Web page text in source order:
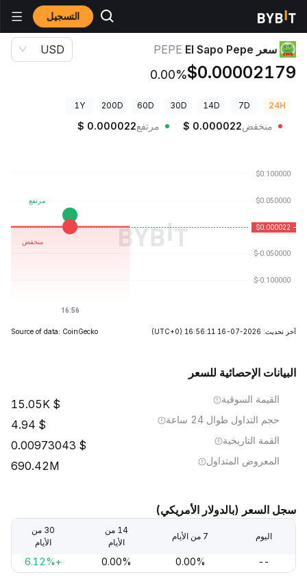
التسجيل أسعار العملات الرقمية
سعر El Sapo Pepe PEPE
$0.00002179
0.00%
USD
24H
7D
14D
30D
60D
200D
1Y
منخفض $ 0.000022 مرتفع $ 0.000022
آخر تحديث: 2026-07-16 16:56:11 (UTC+0)
Source of data: CoinGecko
البيانات الإحصائية للسعر
القيمة السوقية 15.05K
حجم التداول طوال 24 ساعة 4.94
القمة التاريخية 0.00973043
المعروض المتداول 690.42M
سجل السعر (بالدولار الأمريكي)
اليوم 7 من الأيام
14 من
الأيام
30 من
الأيام
--
0.00%
0.00%
+6.12%